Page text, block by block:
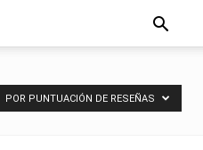
POR PUNTUACIÓN DE RESEÑAS